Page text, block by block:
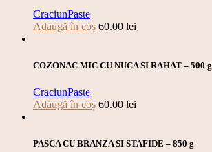
CraciunPaste
Adaugă în coș 60.00 lei
COZONAC MIC CU NUCA SI RAHAT – 500 g
CraciunPaste
Adaugă în coș 60.00 lei
PASCA CU BRANZA SI STAFIDE – 850 g